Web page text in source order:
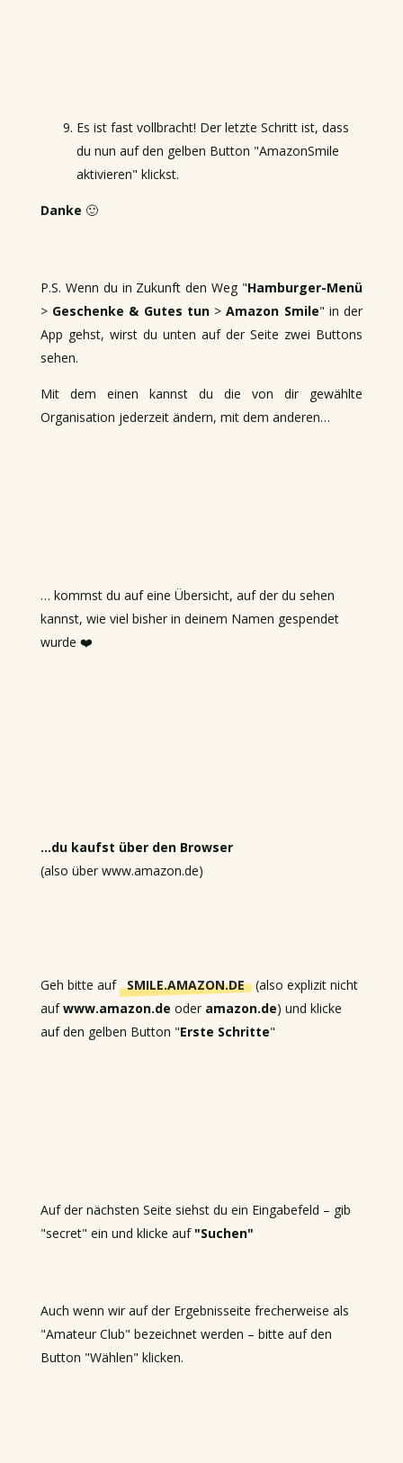
Es ist fast vollbracht! Der letzte Schritt ist, dass
du nun auf den gelben Button "AmazonSmile
aktivieren" klickst.
Danke 🙂
P.S. Wenn du in Zukunft den Weg "Hamburger-Menü
> Geschenke & Gutes tun>Amazon Smile" in der
App gehst, wirst du unten auf der Seite zwei Buttons
sehen.
Mit dem einen kannst du die von dir gewählte
Organisation jederzeit ändern, mit dem anderen…
… kommst du auf eine Übersicht, auf der du sehen
kannst, wie viel bisher in deinem Namen gespendet
wurde ❤️
…du kaufst über den Browser
(also über www.amazon.de)
Geh bitte auf SMILE.AMAZON.DE (also explizit nicht
aufwww.amazon.de oder amazon.de) und klicke
auf den gelben Button "Erste Schritte"
Auf der nächsten Seite siehst du ein Eingabefeld – gib
"secret" ein und klicke auf "Suchen"
Auch wenn wir auf der Ergebnisseite frecherweise als
"Amateur Club" bezeichnet werden – bitte auf den
Button "Wählen" klicken.